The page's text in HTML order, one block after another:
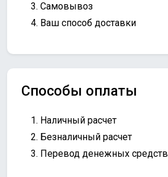
Самовывоз
Ваш способ доставки
Способы оплаты
Наличный расчет
Безналичный расчет
Перевод денежных средств